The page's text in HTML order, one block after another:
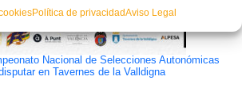
Política de privacidadAviso Legal
Nacional de Selecciones Autonómicas
en Tavernes de la Valldigna